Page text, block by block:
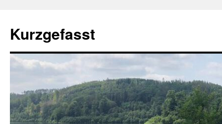
springen
Kurzgefasst